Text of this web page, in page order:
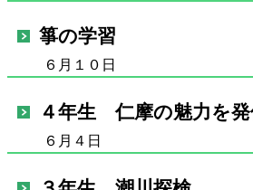
箏の学習
６月１０日
４年生 仁摩の魅力を発
６月４日